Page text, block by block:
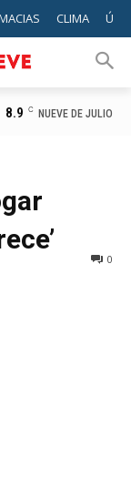
CLIMA
8.9 C NUEVE DE JULIO
0